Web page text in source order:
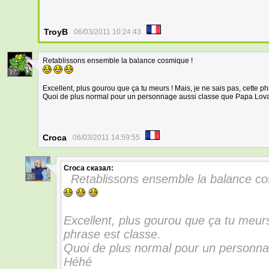
TroyB 06/03/2011 10:24:43
17
Retablissons ensemble la balance cosmique !
Excellent, plus gourou que ça tu meurs ! Mais, je ne sais pas, cette
Quoi de plus normal pour un personnage aussi classe que Papa
Croca 06/03/2011 14:59:55
26
Croca сказал:
Retablissons ensemble la balance
Excellent, plus gourou que ça tu
phrase est classe.
Quoi de plus normal pour un
Héhé